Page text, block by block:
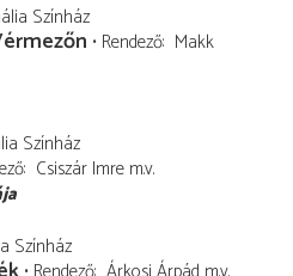
Színház
Rendező Makk
Színház
Csiszár Imre m.v.
Színház